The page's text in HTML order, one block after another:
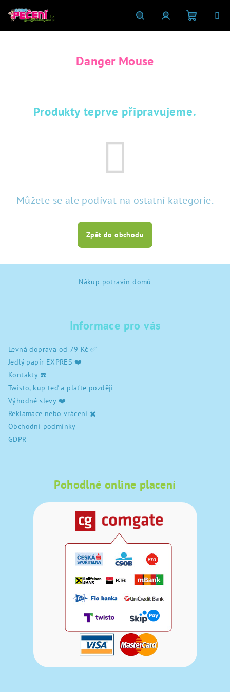
HledatPřihlášeníNákupní
Danger Mouse
Produkty teprve připravujeme.
Můžete se ale podívat na ostatní kategorie.
Zpět do obchodu
Nákup potravin domů
Informace pro vás
Levná doprava od 79 Kč ✅
Jedlý papír EXPRES ❤️
Kontakty ☎️
Twisto, kup teď a plaťte později
Výhodné slevy ❤️
Reklamace nebo vrácení ✖️
Obchodní podmínky
GDPR
Pohodlné online placení